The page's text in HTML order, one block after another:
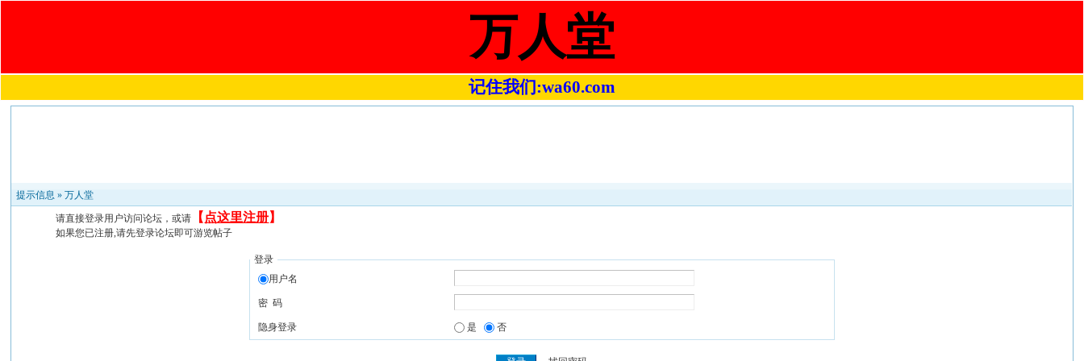
万人堂
记住我们:wa60.com
提示信息 »万人堂
请直接登录用户访问论坛，或请 【 点这里注册】
如果您已注册,请先登录论坛即可游览帖子
登录
用户名
密 码
隐身登录 是 否